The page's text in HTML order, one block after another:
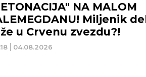
04.08.2026
NA MALOM
Miljenik
u Crvenu zvezdu?!